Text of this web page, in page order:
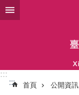
跳到主要內容區塊
:::
:::
首頁 公開資訊